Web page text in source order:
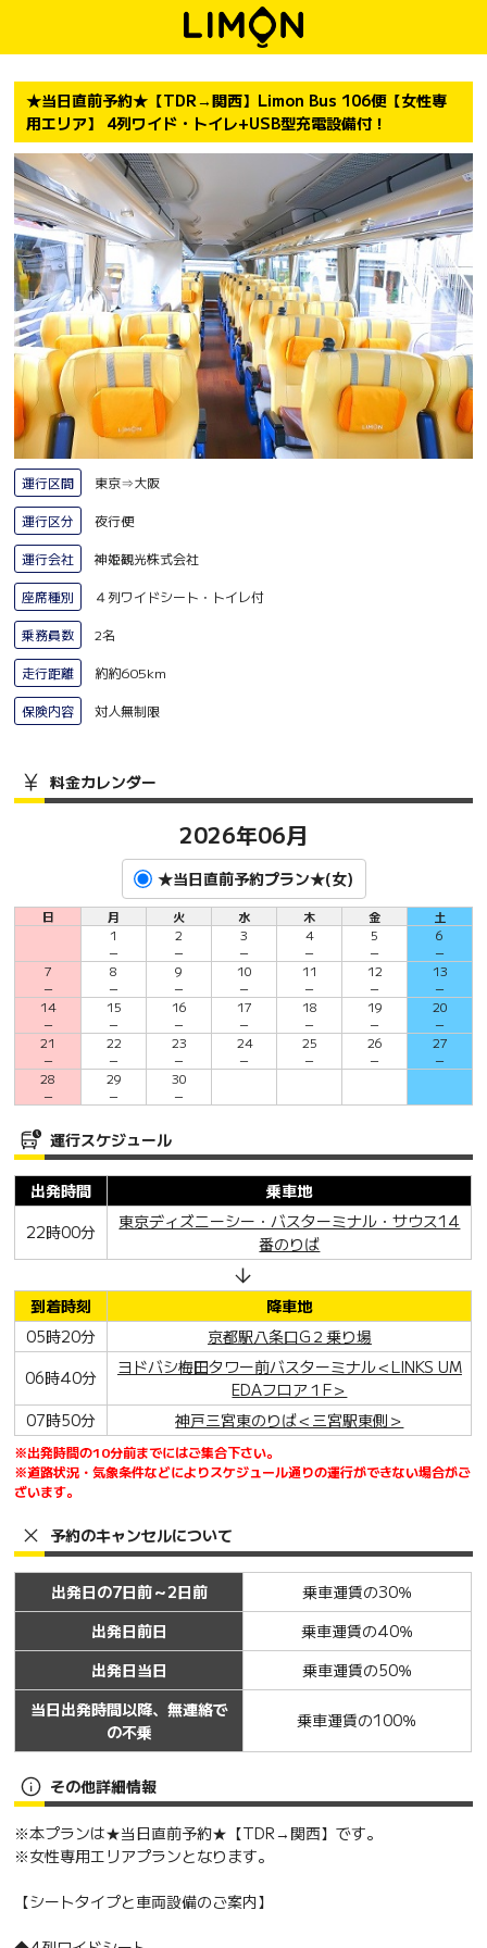
★当日直前予約★【TDR→関西】Limon Bus 106便【女性専
用エリア】 4列ワイド・トイレ+USB型充電設備付！
運行区間 東京⇒大阪
運行区分 夜行便
運行会社 神姫観光株式会社
座席種別 ４列ワイドシート・トイレ付
乗務員数 2名
走行距離 約約605km
保険内容 対人無制限
料金カレンダー
2026年06月
★当日直前予約プラン★(女)
日 月 火 水 木 金
土
1
－
2
－
3
－
4
－
5
－
6
－
7
－
8
－
9
－
10
－
11
－
12
－
13
－
14
－
15
－
16
－
17
－
18
－
19
－
20
－
21
－
22
－
23
－
24
－
25
－
26
－
27
－
28
－
29
－
30
－
運行スケジュール
出発時間
乗車地
22時00分
東京ディズニーシー・バスターミナル・サウス14
番のりば
到着時刻
降車地
05時20分
京都駅八条口G２乗り場
06時40分
ヨドバシ梅田タワー前バスターミナル＜LINKS UM
EDAフロア１F＞
07時50分
神戸三宮東のりば＜三宮駅東側＞
※出発時間の10分前までにはご集合下さい。
※道路状況・気象条件などによりスケジュール通りの運行ができない場合がご
ざいます。
予約のキャンセルについて
出発日の7日前～2日前
乗車運賃の30％
出発日前日
乗車運賃の40％
出発日当日
乗車運賃の50％
当日出発時間以降、無連絡で
の不乗
乗車運賃の100％
その他詳細情報
※本プランは★当日直前予約★【TDR→関西】です。
※女性専用エリアプランとなります。
【シートタイプと車両設備のご案内】